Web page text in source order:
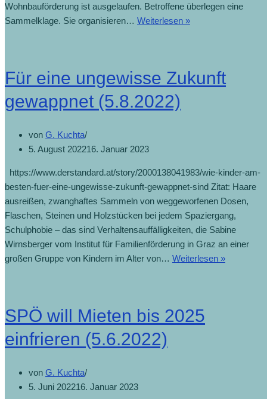
Wohnbauförderung ist ausgelaufen. Betroffene überlegen eine
Sammelklage. Sie organisieren… Weiterlesen »
Für eine ungewisse Zukunft
gewappnet (5.8.2022)
von G. Kuchta
5. August 202216. Januar 2023
https://www.derstandard.at/story/2000138041983/wie-kinder-am-
besten-fuer-eine-ungewisse-zukunft-gewappnet-sind Zitat: Haare
ausreißen, zwanghaftes Sammeln von weggeworfenen Dosen,
Flaschen, Steinen und Holzstücken bei jedem Spaziergang,
Schulphobie – das sind Verhaltensauffälligkeiten, die Sabine
Wirnsberger vom Institut für Familienförderung in Graz an einer
großen Gruppe von Kindern im Alter von… Weiterlesen »
SPÖ will Mieten bis 2025
einfrieren (5.6.2022)
von G. Kuchta
5. Juni 202216. Januar 2023